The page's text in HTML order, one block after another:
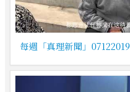
每週「真理新聞」07122019